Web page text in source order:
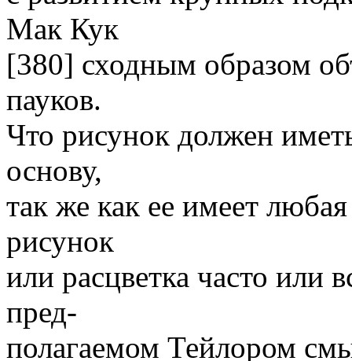
Мак Кук
[380] сходным образом
пауков.
Что рисунок должен
основу,
так же как ее имеет
рисунок
или расцветка часто или
пред-
полагаемом Тейлором